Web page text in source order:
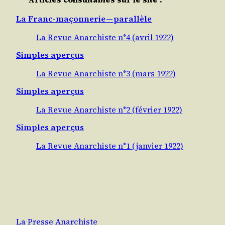
La Franc-maçonnerie — parallèle
La Revue Anarchiste n°4 (avril 1922)
Simples aperçus
La Revue Anarchiste n°3 (mars 1922)
Simples aperçus
La Revue Anarchiste n°2 (février 1922)
Simples aperçus
La Revue Anarchiste n°1 (janvier 1922)
La Presse Anarchiste